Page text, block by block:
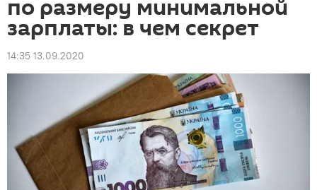
по размеру минимальной
зарплаты: в чем секрет
14:35 13.09.2020